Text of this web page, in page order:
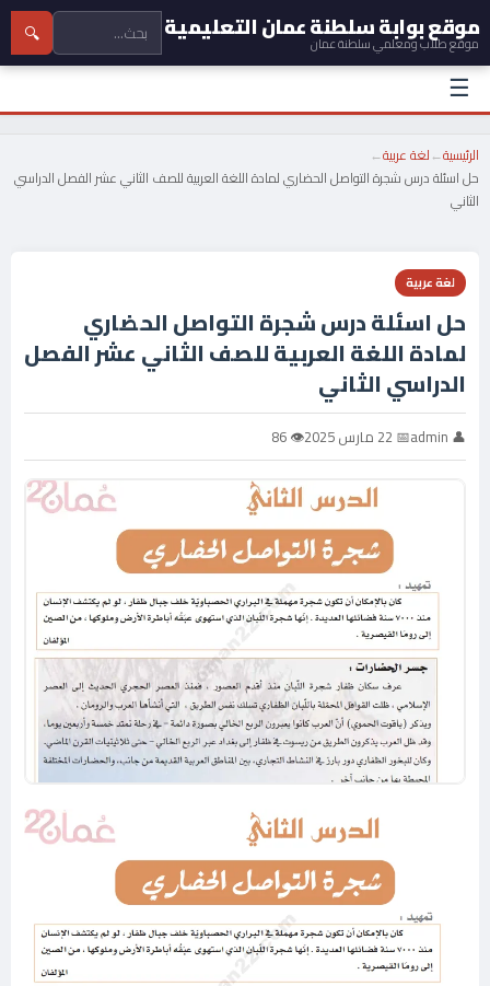
موقع بوابة سلطنة عمان التعليمية
موقع طلاب ومعلمي سلطنة عمان 🔍
☰
الرئيسية←لغة عربية←
حل اسئلة درس شجرة التواصل الحضاري لمادة اللغة العربية للصف الثاني عشر الفصل الدراسي
الثاني
لغة عربية
حل اسئلة درس شجرة التواصل الحضاري
لمادة اللغة العربية للصف الثاني عشر الفصل
الدراسي الثاني
👤 admin 📅 22 مارس 2025 👁 86